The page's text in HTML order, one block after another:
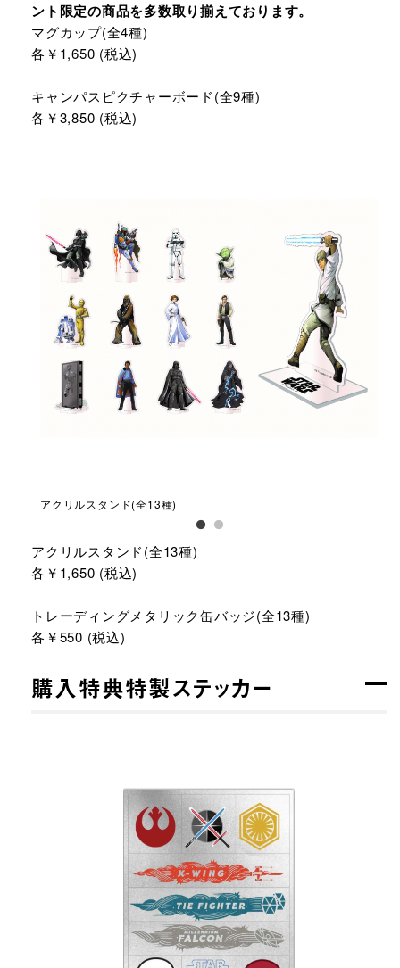
ント限定の商品を多数取り揃えております。
マグカップ(全4種)
各￥1,650 (税込)
キャンパスピクチャーボード(全9種)
各￥3,850 (税込)
アクリルスタンド(全13種)
アクリルスタンド(全13種)
各￥1,650 (税込)
トレーディングメタリック缶バッジ(全13種)
各￥550 (税込)
購入特典特製ステッカー